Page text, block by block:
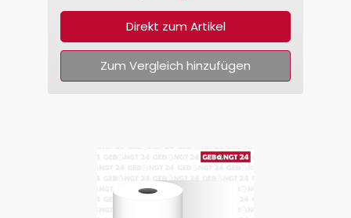
Direkt zum Artikel
Zum Vergleich hinzufügen